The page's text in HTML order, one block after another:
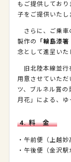
もご提供しており
子をご提供いたし
さらに、ご乗車
製作の
「輪島漆箸
念として進呈いた
旧北陸本線並行
用意させていただ
ツ、ブルネル賞
月花」による、ゆ
4. 料 金
・午前便（上越
・午後便（金沢駅